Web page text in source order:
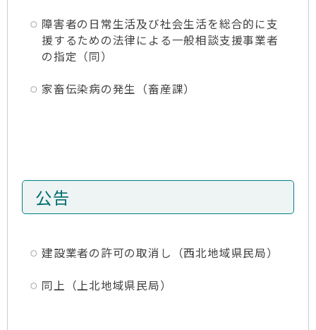
障害者の日常生活及び社会生活を総合的に支
援するための法律による一般相談支援事業者
の指定（同）
家畜伝染病の発生（畜産課）
公告
建設業者の許可の取消し（西北地域県民局）
同上（上北地域県民局）